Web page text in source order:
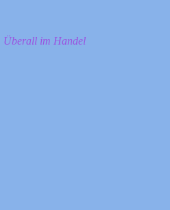
Überall im Handel